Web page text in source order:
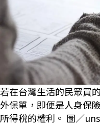
若在台灣生活的民眾買
外保單，即便是人身保
所得稅的權利。 圖／